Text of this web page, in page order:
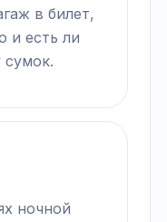
в билет,
и есть ли
сумок.
ночной